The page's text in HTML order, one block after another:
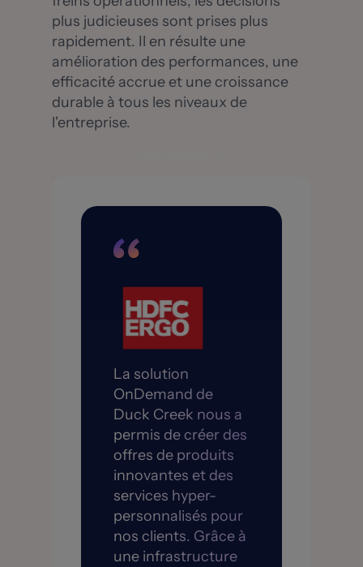
plus judicieuses sont prises plus
rapidement. Il en résulte une
amélioration des performances, une
efficacité accrue et une croissance
durable à tous les niveaux de
l'entreprise.
La solution
OnDemand de
Duck Creek nous a
permis de créer des
offres de produits
innovantes et des
services hyper-
personnalisés pour
nos clients. Grâce à
une infrastructure